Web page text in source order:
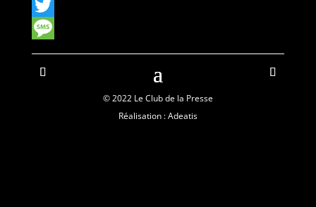
Message
© 2022 Le Club de la Presse
Réalisation : Adeatis